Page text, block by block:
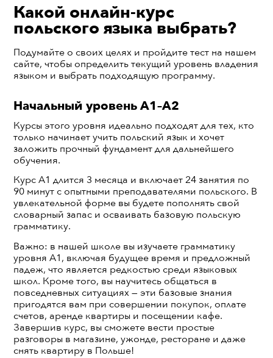
Какой онлайн-курс
польского языка выбрать?
Подумайте о своих целях и пройдите тест на нашем
сайте, чтобы определить текущий уровень владения
языком и выбрать подходящую программу.
Начальный уровень А1–А2
Курсы этого уровня идеально подходят для тех, кто
только начинает учить польский язык и хочет
заложить прочный фундамент для дальнейшего
обучения.
Курс A1 длится 3 месяца и включает 24 занятия по
90 минут с опытными преподавателями польского. В
увлекательной форме вы будете пополнять свой
словарный запас и осваивать базовую польскую
грамматику.
Важно: в нашей школе вы изучаете грамматику
уровня A1, включая будущее время и предложный
падеж, что является редкостью среди языковых
школ. Кроме того, вы научитесь общаться в
повседневных ситуациях — эти базовые знания
пригодятся вам при совершении покупок, оплате
счетов, аренде квартиры и посещении кафе.
Завершив курс, вы сможете вести простые
разговоры в магазине, ужонде, ресторане и даже
снять квартиру в Польше!